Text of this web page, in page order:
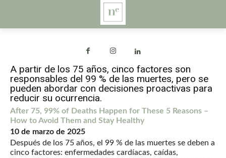
A partir de los 75 años, cinco factores son
responsables del 99 % de las muertes, pero se
pueden abordar con decisiones proactivas para
reducir su ocurrencia.
After 75, 99% of Deaths Happen for These 5 Reasons –
How to Avoid Them and Stay Healthy
10 de marzo de 2025
Después de los 75 años, el 99 % de las muertes se deben a
cinco factores: enfermedades cardíacas, caídas,